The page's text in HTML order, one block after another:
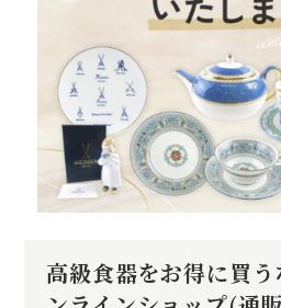
高級食器をお得に買